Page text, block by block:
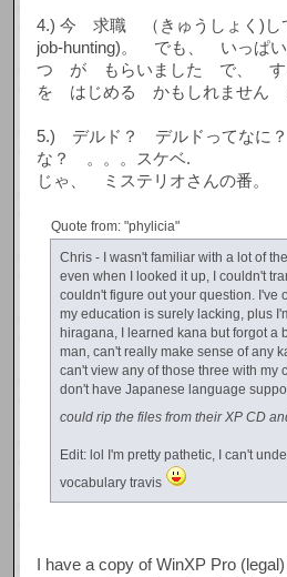
4.) 今 求職 （きゅうしょく)し
job-hunting)。 でも、 いっ
つ が もらいました で、
を はじめる かもしれません (I
5.) デルド？ デルドってなに
な？ 。。。スケベ.
じゃ、 ミステリオさんの番。
Quote from: "phylicia"
Chris - I wasn't familiar with a lot of
even when I looked it up, I couldn't
couldn't figure out your question. I've
my education is surely lacking, plus
hiragana, I learned kana but forgot a
man, can't really make sense of any
can't view any of those three with my
don't have Japanese language
could rip the files from their XP CD
Edit: lol I'm pretty pathetic, I can't
vocabulary travis
I have a copy of WinXP Pro